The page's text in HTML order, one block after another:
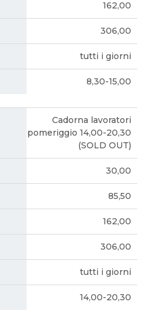
162,00
306,00
tutti i giorni
8,30-15,00
Cadorna lavoratori
pomeriggio 14,00-20,30
(SOLD OUT)
30,00
85,50
162,00
306,00
tutti i giorni
14,00-20,30